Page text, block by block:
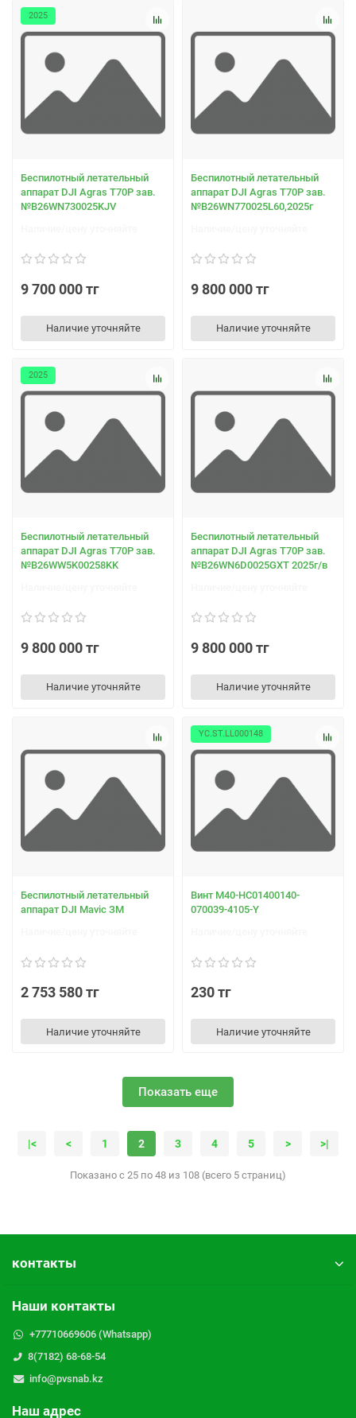
2025
Беспилотный летательный
аппарат DJI Agras T70Р зав.
№B26WN730025KJV
9 700 000 тг
Наличие уточняйте
Беспилотный летательный
аппарат DJI Agras T70Р зав.
№B26WN770025L60,2025г
9 800 000 тг
Наличие уточняйте
2025
Беспилотный летательный
аппарат DJI Agras T70Р зав.
№B26WW5K00258KK
9 800 000 тг
Наличие уточняйте
Беспилотный летательный
аппарат DJI Agras T70Р зав.
№В26WN6D0025GXT 2025г/в
9 800 000 тг
Наличие уточняйте
Беспилотный летательный
аппарат DJI Mavic ЗМ
2 753 580 тг
Наличие уточняйте
YC.ST.LL000148
Винт М40-НС01400140-
070039-4105-Y
230 тг
Наличие уточняйте
Показать еще
|< < 1 2 3 4 5 > >|
Показано с 25 по 48 из 108 (всего 5 страниц)
контакты
Наши контакты
+77710669606 (Whatsapp)
8(7182) 68-68-54
info@pvsnab.kz
Наш адрес